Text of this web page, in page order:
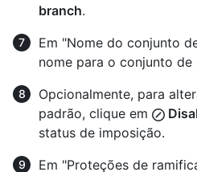
branch.
Em "Nome do conjunto
nome para o conjunto de
Opcionalmente, para
padrão, clique em
status de imposição.
Em "Proteções de